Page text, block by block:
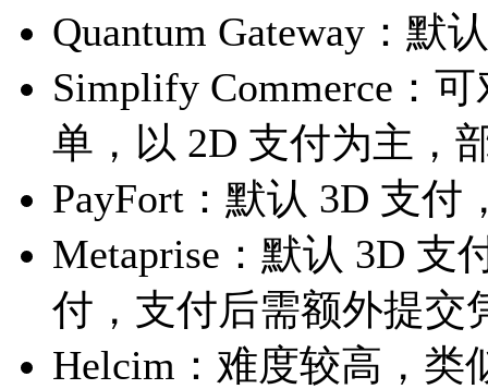
Quantum Gateway：默
Simplify Commerce：
单，以 2D 支付为主，
PayFort：默认 3D 支
Metaprise：默认 3D 支
付，支付后需额外提交
Helcim：难度较高，类